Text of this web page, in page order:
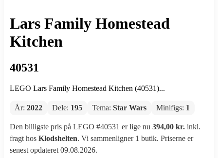
Lars Family Homestead
Kitchen
40531
LEGO Lars Family Homestead Kitchen (40531)...
År: 2022 Dele: 195 Tema: Star Wars Minifigs: 1
Den billigste pris på LEGO #40531 er lige nu 394,00 kr. inkl.
fragt hos Klodshelten. Vi sammenligner 1 butik. Priserne er
senest opdateret 09.08.2026.